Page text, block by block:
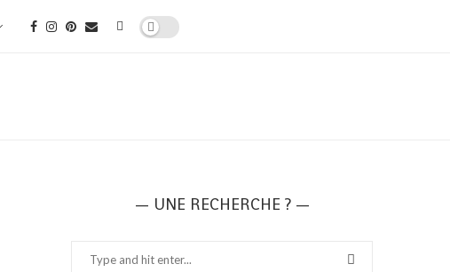
— UNE RECHERCHE ? —